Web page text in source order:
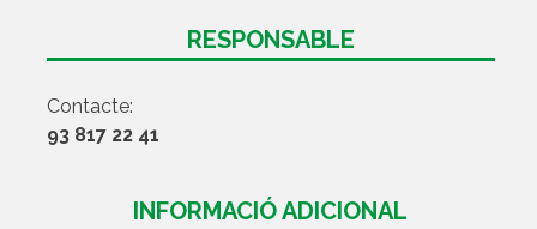
RESPONSABLE
Contacte:
93 817 22 41
INFORMACIÓ ADICIONAL